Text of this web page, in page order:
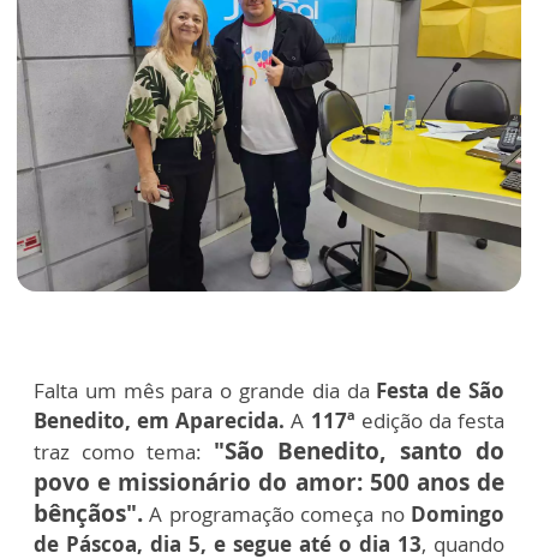
Falta um mês para o grande dia da Festa de São
Benedito, em Aparecida.A 117ª edição da festa
traz como tema: "São Benedito, santo do
povo e missionário do amor: 500 anos de
bênçãos". A programação começa no Domingo
de Páscoa, dia 5, e segue até o dia 13, quando